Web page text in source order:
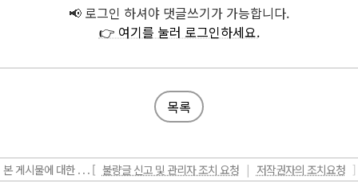
📢 로그인 하셔야 댓글쓰기가 가능합니다.
👉 여기를 눌러 로그인하세요.
목록
본 게시물에 대한 . . . [ 불량글 신고 및 관리자 조치 요청 | 저작권자의 조치요청 ]